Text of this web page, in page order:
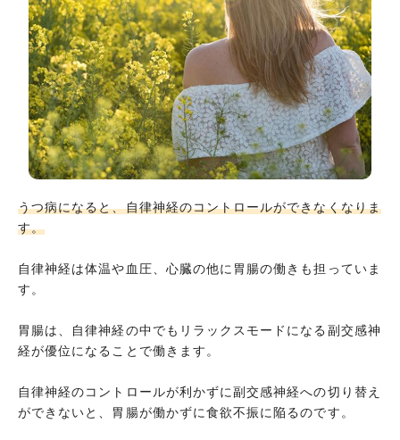
うつ病になると、自律神経のコントロールができなくなりま
す。
自律神経は体温や血圧、心臓の他に胃腸の働きも担っていま
す。
胃腸は、自律神経の中でもリラックスモードになる副交感神
経が優位になることで働きます。
自律神経のコントロールが利かずに副交感神経への切り替え
ができないと、胃腸が働かずに食欲不振に陥るのです。